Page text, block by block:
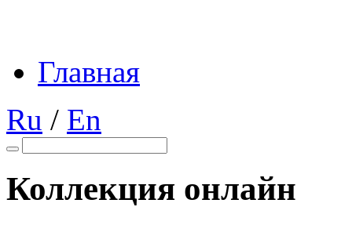
Главная
Ru / En
Коллекция онлайн